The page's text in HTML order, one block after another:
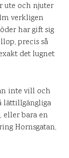
ute och njuter
verkligen
har gift sig
precis så
det lugnet
inte vill och
lättillgängliga
eller bara en
Hornsgatan,